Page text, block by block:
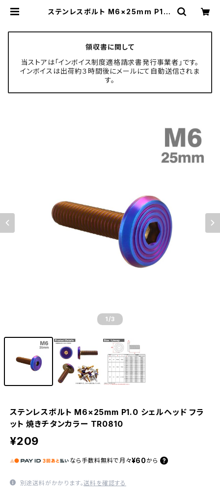
ステンレスボルト M6×25mm P1.0
ルト専門店
領収書に関して
当ストアは「インボイス制度適格請求書発行事業者」です。
インボイスは出荷約３時間後にメールにて自動送信されま
す。
1 /3
ステンレスボルト M6×25mm P1.0 シェルヘッド フラ
ット 焼きチタンカラー TR0810
¥209
なら 手数料無料で 月々¥60 から
別途送料がかかります。送料を確認する